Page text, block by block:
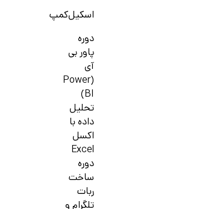
اسکیل‌کمپ
دوره
پاور بی
آی
(Power
BI)
تحلیل
داده با
اکسل
Excel
دوره
ساخت
ربات